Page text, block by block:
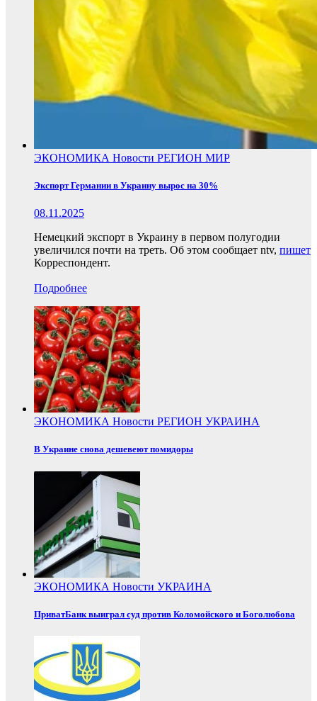
ЭКОНОМИКА Новости РЕГИОН МИР
Экспорт Германии в Украину вырос на 30%
08.11.2025
Немецкий экспорт в Украину в первом полугодии
увеличился почти на треть. Об этом сообщает ntv, пишет
Корреспондент.
Подробнее
ЭКОНОМИКА Новости РЕГИОН УКРАИНА
В Украине снова дешевеют помидоры
ЭКОНОМИКА Новости УКРАИНА
ПриватБанк выиграл суд против Коломойского и Боголюбова